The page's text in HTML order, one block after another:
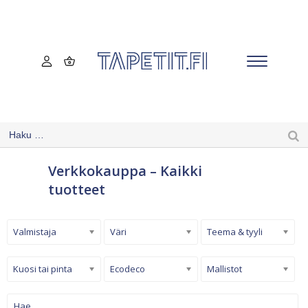
Verkkokauppa – Kaikki
tuotteet
Valmistaja Väri Teema & tyyli
Kuosi tai pinta Ecodeco Mallistot